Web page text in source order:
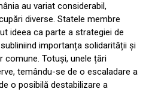
au variat considerabil,
diverse. Statele membre
ideea ca parte a strategiei de
importanța solidarității și
comune. Totuși, unele țări
temându-se de o escaladare a
o posibilă destabilizare a